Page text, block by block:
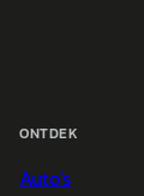
ONTDEK
Auto's